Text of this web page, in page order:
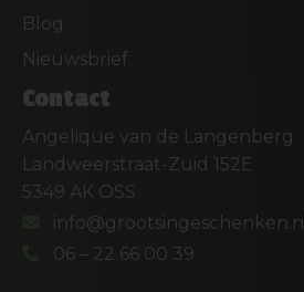
Blog
Nieuwsbrief
Contact
Angelique van de Langenberg
Landweerstraat-Zuid 152E
5349 AK OSS
info@grootsingeschenken.nl
06 – 22 66 00 39